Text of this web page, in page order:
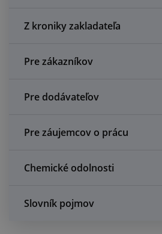
O nás a kariéra
Z kroniky zakladateľa
Pre zákazníkov
Pre dodávateľov
Pre záujemcov o prácu
Chemické odolnosti
Slovník pojmov